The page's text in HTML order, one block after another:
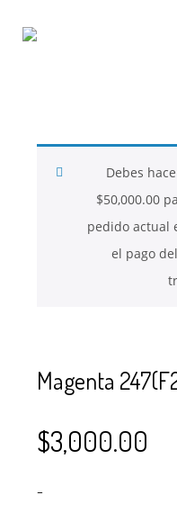
SE USAN PARA
BISUTERÍA Y
Debes
$50,000.00
pedido actual
el pago
Magenta
$3,000.00
–